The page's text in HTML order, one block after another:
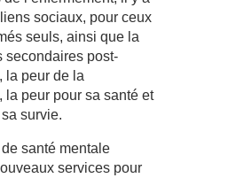
sociaux, pour ceux
seuls, ainsi que la
secondaires post-
la peur de la
la peur pour sa santé et
survie.
santé mentale
services pour